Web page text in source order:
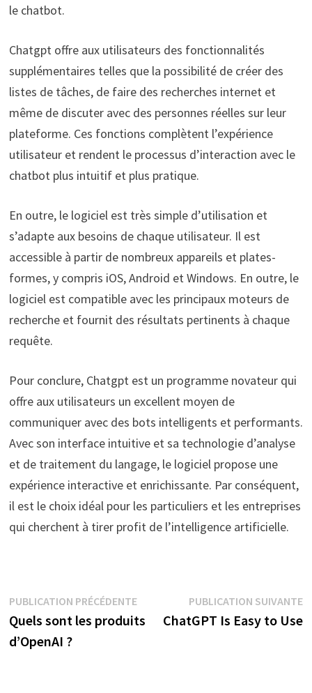
le chatbot.
Chatgpt offre aux utilisateurs des fonctionnalités
supplémentaires telles que la possibilité de créer des
listes de tâches, de faire des recherches internet et
même de discuter avec des personnes réelles sur leur
plateforme. Ces fonctions complètent l’expérience
utilisateur et rendent le processus d’interaction avec le
chatbot plus intuitif et plus pratique.
En outre, le logiciel est très simple d’utilisation et
s’adapte aux besoins de chaque utilisateur. Il est
accessible à partir de nombreux appareils et plates-
formes, y compris iOS, Android et Windows. En outre, le
logiciel est compatible avec les principaux moteurs de
recherche et fournit des résultats pertinents à chaque
requête.
Pour conclure, Chatgpt est un programme novateur qui
offre aux utilisateurs un excellent moyen de
communiquer avec des bots intelligents et performants.
Avec son interface intuitive et sa technologie d’analyse
et de traitement du langage, le logiciel propose une
expérience interactive et enrichissante. Par conséquent,
il est le choix idéal pour les particuliers et les entreprises
qui cherchent à tirer profit de l’intelligence artificielle.
Navigation
de
l’article
PUBLICATION PRÉCÉDENTEPublication
précédente :
Quels sont les produits
d’OpenAI ?
PUBLICATION SUIVANTE
ChatGPT Is Easy to Use